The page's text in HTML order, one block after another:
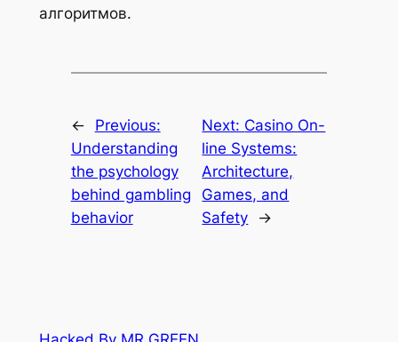
алгоритмов.
←
Previous:
Understanding
the psychology
behind gambling
behavior
Next: Casino On-
line Systems:
Architecture,
Games, and
Safety
→